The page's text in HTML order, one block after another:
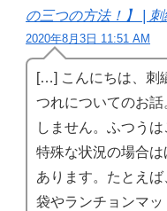
の三つの方法！】 | 刺
2020年8月3日 11:51 AM
[…] こんにちは、刺
つれについてのお
しません。ふつう
特殊な状況の場合
あります。たとえ
袋やランチョンマ